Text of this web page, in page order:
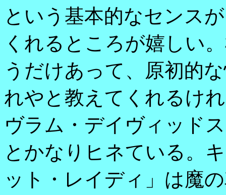
という基本的なセンス
くれるところが嬉しい
うだけあって、原初的
れやと教えてくれるけ
ヴラム・デイヴィッド
とかなりヒネている。
ット・レイディ」は魔